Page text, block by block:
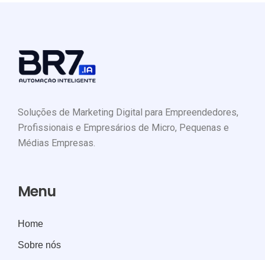
Soluções de Marketing Digital para Empreendedores,
Profissionais e Empresários de Micro, Pequenas e
Médias Empresas.
Menu
Home
Sobre nós